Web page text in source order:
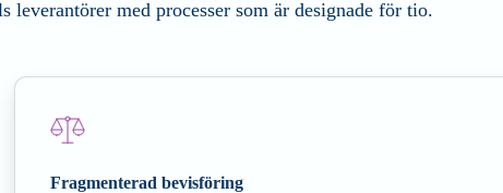
leverantörer med processer som är designade för tio.
Fragmenterad bevisföring